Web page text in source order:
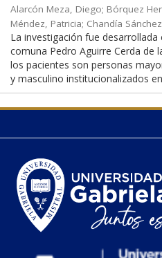
Alarcón Meza, Diego; Bórquez
Méndez, Patricia; Chandía
La investigación fue desarrollada
comuna Pedro Aguirre Cerda de
los pacientes son personas
y masculino institucionalizados